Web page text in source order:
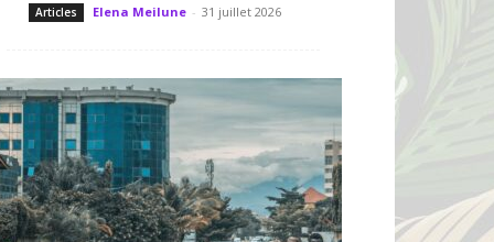
Articles Elena Meilune - 31 juillet 2026